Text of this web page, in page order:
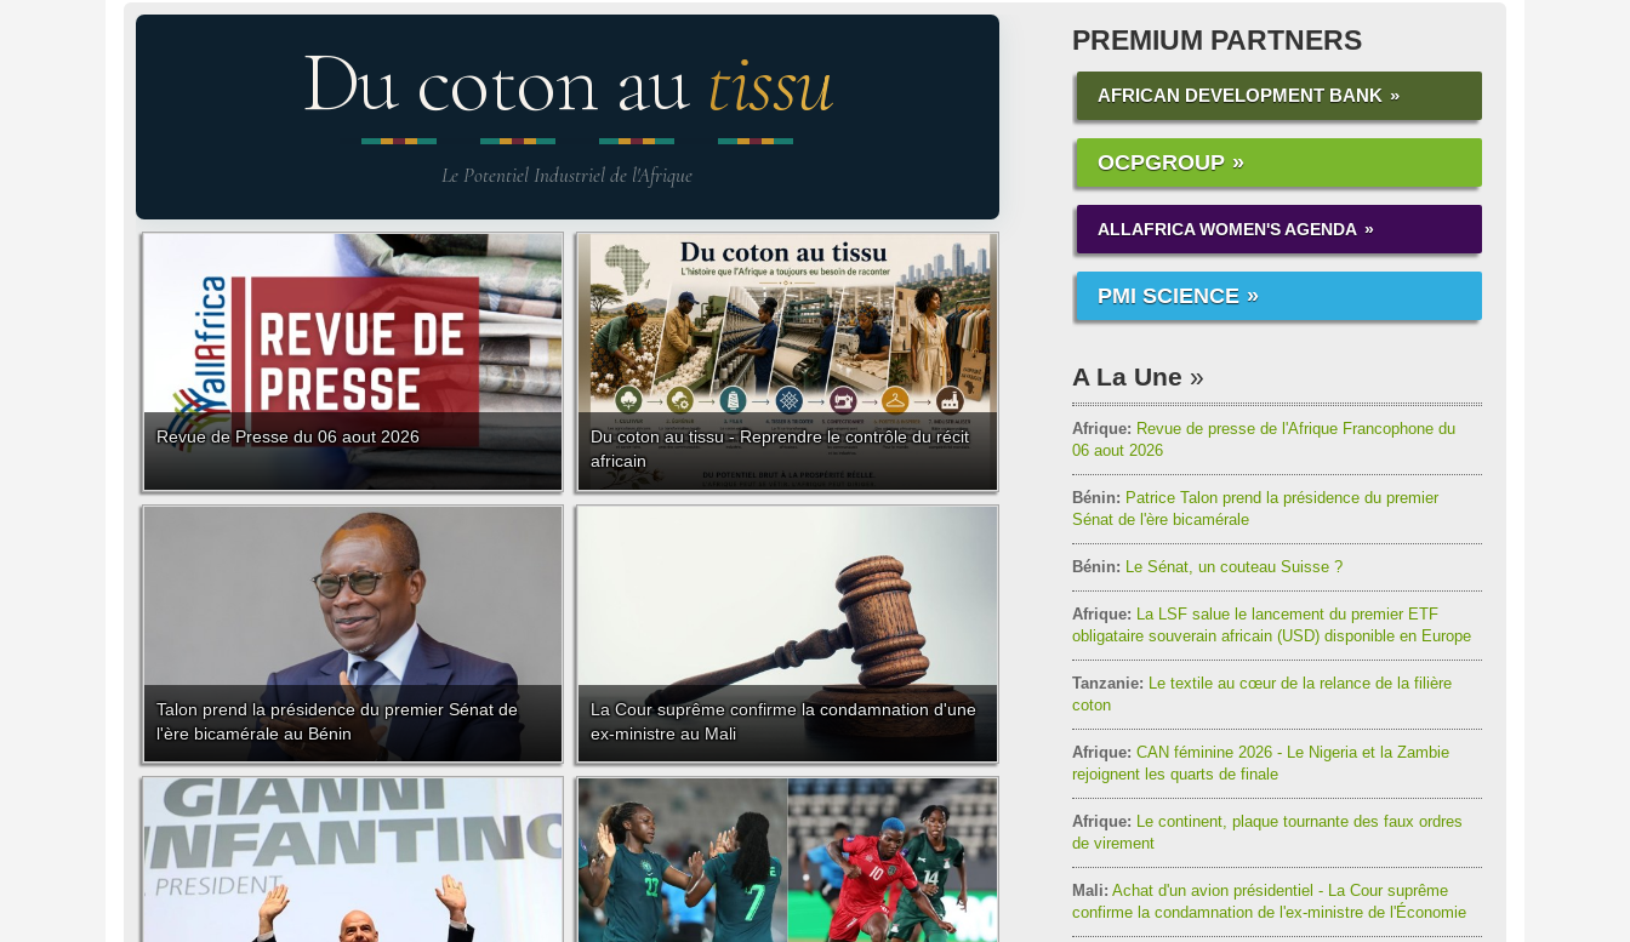
Du coton au tissu
Le Potentiel Industriel de l'Afrique
Revue de Presse du 06 aout 2026
Du coton au tissu - Reprendre le contrôle du récit
africain
Talon prend la présidence du premier Sénat de
l'ère bicamérale au Bénin
La Cour suprême confirme la condamnation d'une
ex-ministre au Mali
PREMIUM PARTNERS
AFRICAN DEVELOPMENT BANK
OCPGROUP
ALLAFRICA WOMEN'S AGENDA
PMI SCIENCE
A La Une
Afrique: Revue de presse de l'Afrique Francophone du
06 aout 2026
Bénin: Patrice Talon prend la présidence du premier
Sénat de l'ère bicamérale
Bénin: Le Sénat, un couteau Suisse ?
Afrique: La LSF salue le lancement du premier ETF
obligataire souverain africain (USD) disponible en Europe
Tanzanie: Le textile au cœur de la relance de la filière
coton
Afrique: CAN féminine 2026 - Le Nigeria et la Zambie
rejoignent les quarts de finale
Afrique: Le continent, plaque tournante des faux ordres
de virement
Mali: Achat d'un avion présidentiel - La Cour suprême
confirme la condamnation de l'ex-ministre de l'Économie